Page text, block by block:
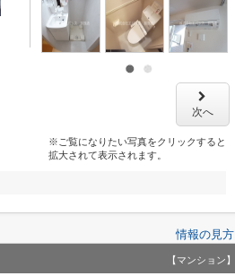
次へ
※ご覧になりたい写真をクリックすると
拡大されて表示されます。
情報の見方
【マンション】